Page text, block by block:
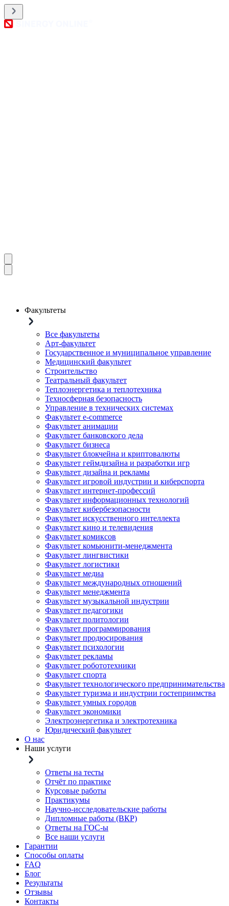
Факультеты
Все факультеты
Арт-факультет
Государственное и муниципальное управление
Медицинский факультет
Строительство
Театральный факультет
Теплоэнергетика и теплотехника
Техносферная безопасность
Управление в технических системах
Факультет e-commerce
Факультет анимации
Факультет банковского дела
Факультет бизнеса
Факультет блокчейна и криптовалюты
Факультет геймдизайна и разработки игр
Факультет дизайна и рекламы
Факультет игровой индустрии и киберспорта
Факультет интернет-профессий
Факультет информационных технологий
Факультет кибербезопасности
Факультет искусственного интеллекта
Факультет кино и телевидения
Факультет комиксов
Факультет комьюнити-менеджмента
Факультет лингвистики
Факультет логистики
Факультет медиа
Факультет международных отношений
Факультет менеджмента
Факультет музыкальной индустрии
Факультет педагогики
Факультет политологии
Факультет программирования
Факультет продюсирования
Факультет психологии
Факультет рекламы
Факультет робототехники
Факультет спорта
Факультет технологического предпринимательства
Факультет туризма и индустрии гостеприимства
Факультет умных городов
Факультет экономики
Электроэнергетика и электротехника
Юридический факультет
О нас
Наши услуги
Ответы на тесты
Отчёт по практике
Курсовые работы
Практикумы
Научно-исследовательские работы
Дипломные работы (ВКР)
Ответы на ГОС-ы
Все наши услуги
Гарантии
Способы оплаты
FAQ
Блог
Результаты
Отзывы
Контакты